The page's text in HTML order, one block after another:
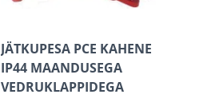
JÄTKUPESA PCE KAHENE
IP44 MAANDUSEGA
VEDRUKLAPPIDEGA